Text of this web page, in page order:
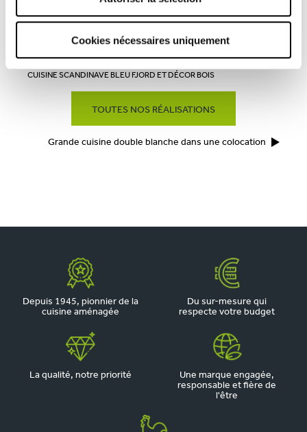
Cookies nécessaires uniquement
Prendre rendez-vous
CUISINE SCANDINAVE BLEU FJORD ET DÉCOR BOIS
TOUTES NOS RÉALISATIONS
Grande cuisine double blanche dans une colocation
Depuis 1945, pionnier de la
cuisine aménagée
Du sur-mesure qui
respecte votre budget
La qualité, notre priorité
Une marque engagée,
responsable et fière de
l'être